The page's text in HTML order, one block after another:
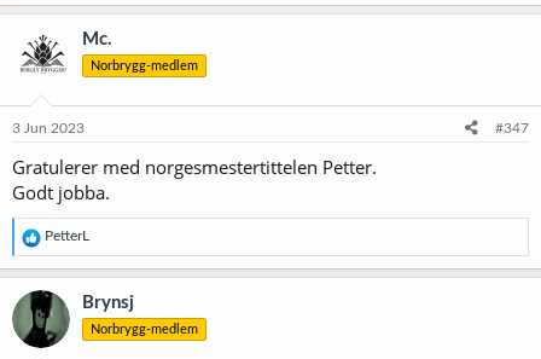
a
s
j
e
:
Mc.
Norbrygg-medlem
3 Jun 2023 #347
Gratulerer med norgesmestertittelen Petter.
Godt jobba.
R
e
a
k
s
j
o
PetterL
Brynsj
Norbrygg-medlem